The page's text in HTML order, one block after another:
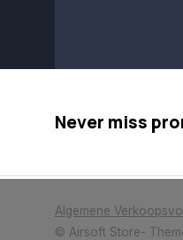
Never miss
Algemene
© Airsoft Store-